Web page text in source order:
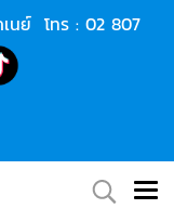
เนย์ โทร : 02 807